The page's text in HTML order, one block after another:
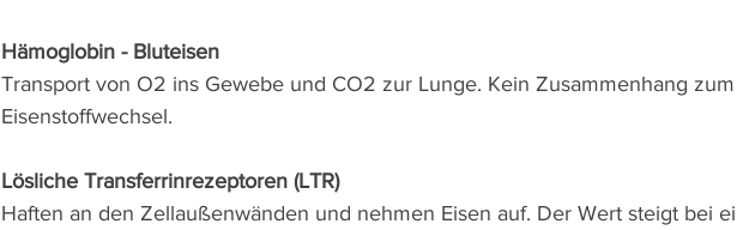
Hämoglobin - Bluteisen
Transport von O2 ins Gewebe und CO2 zur Lunge. Kein Zusammenhang
Eisenstoffwechsel.
Lösliche Transferrinrezeptoren (LTR)
Haften an den Zellaußenwänden und nehmen Eisen auf. Der Wert steigt bei